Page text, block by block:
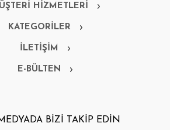
HİZMETLERİ
KATEGORİLER
İLETİŞİM
E-BÜLTEN
BİZİ TAKİP EDİN